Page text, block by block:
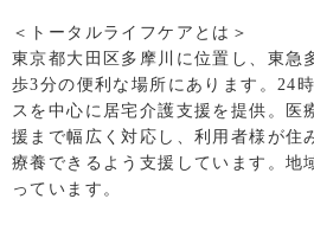
＜トータルライフケアとは＞
東京都大田区多摩川に位置し、東急
歩3分の便利な場所にあります。24
スを中心に居宅介護支援を提供。医
援まで幅広く対応し、利用者様が住
療養できるよう支援しています。地
っています。